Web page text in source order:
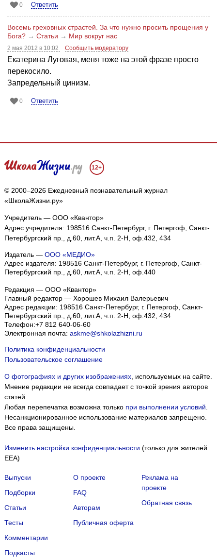
0 Ответить
Восемь греховных страстей. За что нужно просить прощения у
Бога? → Статьи → Мир вокруг нас
2 мая 2012 в 10:02 Сообщить модератору
Екатерина Луговая, меня тоже на этой фразе просто
перекосило.
Запредельный цинизм.
0 Ответить
12+
© 2000–2026 Ежедневный познавательный журнал
«ШколаЖизни.ру»
Учредитель — ООО «Квантор»
Адрес учредителя: 198516 Санкт-Петербург, г. Петергоф, Санкт-
Петербургский пр., д.60, лит.А, ч.п. 2-Н, оф.432, 434
Издатель — ООО «МЕДИО»
Адрес издателя: 198516 Санкт-Петербург, г. Петергоф, Санкт-
Петербургский пр., д.60, лит.А, ч.п. 2-Н, оф.440
Редакция — ООО «Квантор»
Главный редактор — Хорошев Михаил Валерьевич
Адрес редакции: 198516 Санкт-Петербург, г. Петергоф Санкт-
Петербургский пр., д.60, лит.А, ч.п. 2-Н, оф.432, 434
Телефон:+7 812 640-06-60
Электронная почта: askme@shkolazhizni.ru
Политика конфиденциальности
Пользовательское соглашение
О фотографиях и других изображениях, используемых на сайте.
Мнение редакции не всегда совпадает с точкой зрения авторов
статей.
Любая перепечатка возможна только при выполнении условий
Несанкционированное использование материалов запрещено.
Все права защищены.
Изменить настройки конфиденциальности (только для жителей
EEA)
Выпуски
Подборки
Статьи
Тесты
Комментарии
Подкасты
О проекте
FAQ
Авторам
Публичная оферта
Реклама на
проекте
Обратная связь